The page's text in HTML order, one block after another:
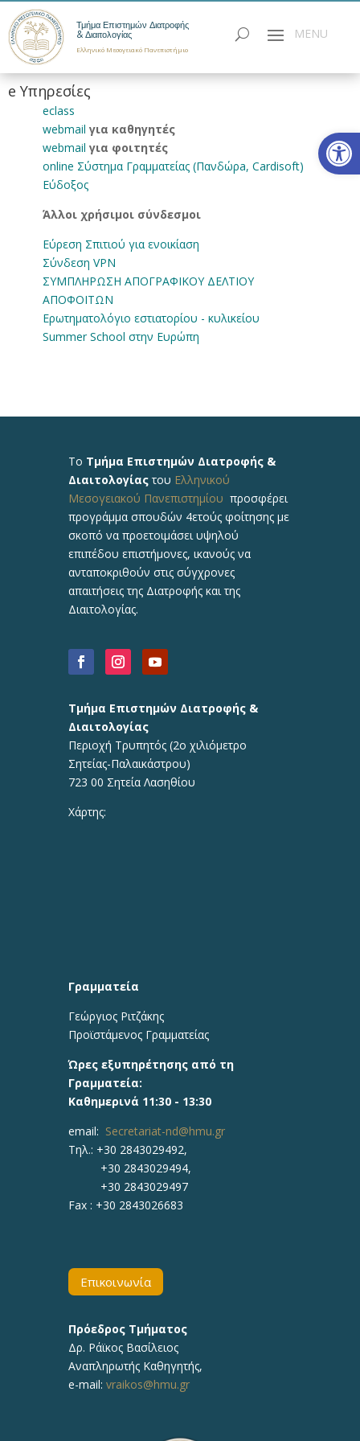
Τμήμα Επιστημών Διατροφής
& Διαιτολογίας
Ελληνικό Μεσογειακό Πανεπιστήμιο
e Υπηρεσίες
eclass
webmail για καθηγητές
webmail για φοιτητές
online Σύστημα Γραμματείας (Πανδώρa, Cardisoft)
Εύδοξος
Άλλοι χρήσιμοι σύνδεσμοι
Εύρεση Σπιτιού για ενοικίαση
Σύνδεση VPN
ΣΥΜΠΛΗΡΩΣΗ ΑΠΟΓΡΑΦΙΚΟΥ ΔΕΛΤΙΟΥ
ΑΠΟΦΟΙΤΩΝ
Ερωτηματολόγιο εστιατορίου - κυλικείου
Summer School στην Ευρώπη
Το Τμήμα Επιστημών Διατροφής &
Διαιτολογίαςτου Ελληνικού
Μεσογειακού Πανεπιστημίου προσφέρει
προγράμμα σπουδών 4ετούς φοίτησης με
σκοπό να προετοιμάσει υψηλού
επιπέδου επιστήμονες, ικανούς να
ανταποκριθούν στις σύγχρονες
απαιτήσεις της Διατροφής και της
Διαιτολογίας.
Τμήμα Επιστημών Διατροφής &
Διαιτολογίας
Περιοχή Τρυπητός (2o χιλιόμετρο
Σητείας-Παλαικάστρου)
723 00 Σητεία Λασηθίου
Χάρτης:
Γραμματεία
Γεώργιος Ριτζάκης
Προϊστάμενος Γραμματείας
Ώρες εξυπηρέτησης από τη
Γραμματεία:
Καθημερινά 11:30 - 13:30
email: Secretariat-nd@hmu.gr
Τηλ.: +30 2843029492,
+30 2843029494,
+30 2843029497
Fax : +30 2843026683
Επικοινωνία
Πρόεδρος Τμήματος
Δρ. Ράϊκος Βασίλειος
Αναπληρωτής Καθηγητής,
e-mail: vraikos@hmu.gr